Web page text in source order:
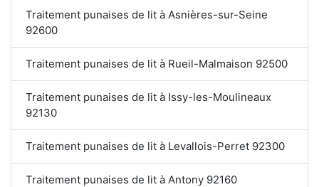
Traitement punaises de lit à Asnières-sur-Seine
92600
Traitement punaises de lit à Rueil-Malmaison 92500
Traitement punaises de lit à Issy-les-Moulineaux
92130
Traitement punaises de lit à Levallois-Perret 92300
Traitement punaises de lit à Antony 92160